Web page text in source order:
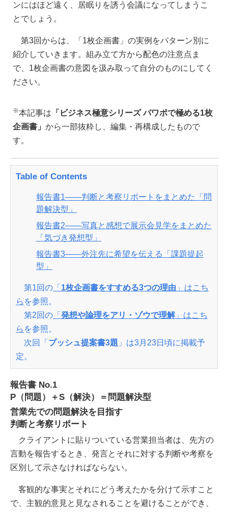
ンにはほど遠く、居眠りを誘う会議になってしまうこ
とでしょう。
第3回からは、「1枚企画書」の実例をパターン別に
紹介していきます。組み立て方から配色の注意点ま
で、1枚企画書の意図を汲み取って自分のものにしてく
ださい。
※本記事は 「ビジネス極意シリーズ パワポで極める1枚
企画書」 から一部抜粋し、編集・再構成したもので
す。
Table of Contents
報告書1――判断と考察リポートをまとめた「問
題解決型」
報告書2――写真と感想で展示会見学をまとめた
「気づき発想型」
報告書3――外注先に希望を伝える「課題提起
型」
第1回の 「 1枚企画書をすすめる3つの理由 」はこち
ら を参照。
第2回の 「 発想や論理をアリ・ゾウで理解」はこち
ら を参照。
次回「 プッシュ提案書3題 」は3月23日頃に掲載予
定。
報告書 No.1
P（問題）＋S（解決）＝問題解決型
営業先での問題解決を目指す
判断と考察リポート
クライアントに貼りついている営業担当者は、先方の
言動を報告するとき、発言とそれに対する判断や考察を
区別して示さなければならない。
客観的な事実とそれにどう考えたかを分けて示すこと
で、主観的意見と見なされることを避けることができ、